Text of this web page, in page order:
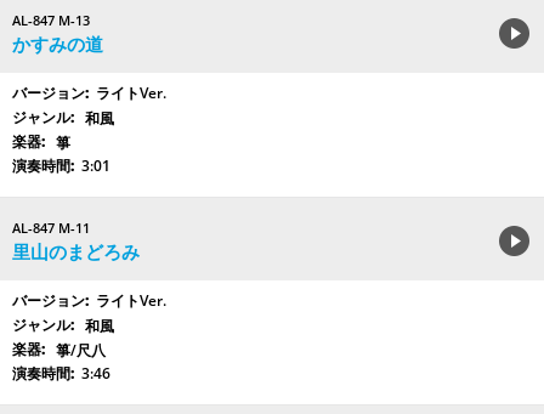
AL-847 M-13
かすみの道
ライトVer.
和風
箏
3:01
AL-847 M-11
里山のまどろみ
ライトVer.
和風
箏/尺八
3:46